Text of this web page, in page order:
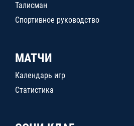
Талисман
Спортивное руководство
МАТЧИ
Календарь игр
Статистика